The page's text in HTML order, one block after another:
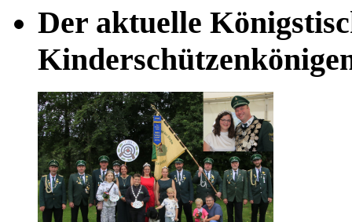
Der aktuelle